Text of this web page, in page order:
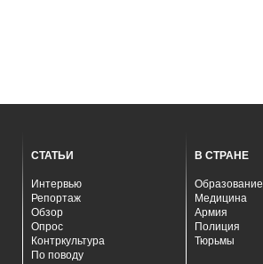
СТАТЬИ
Интервью
Репортаж
Обзор
Опрос
Контркультура
По поводу
В СТРАНЕ
Образование
Медицина
Армия
Полиция
Тюрьмы